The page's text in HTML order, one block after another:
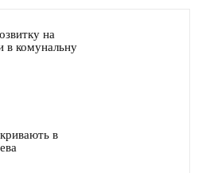
на
в комунальну
в